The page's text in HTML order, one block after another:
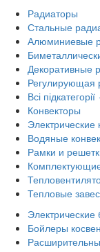
Радиаторы
Стальные
Алюминиевые
Декоративные
Регулирующая
Всі
Конвекторы
Электрические
Водяные
Рамки и
Тепловые
Бойлеры